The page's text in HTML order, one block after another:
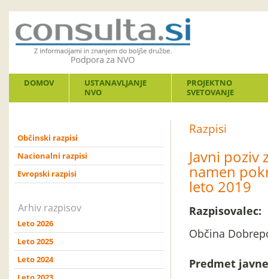
DOMOV
USTANAVLJANJE
NVO
PROJEKTNO
SVETOVANJE
Občinski razpisi
Nacionalni razpisi
Evropski razpisi
Arhiv razpisov
Leto 2026
Leto 2025
Leto 2024
Razpisi
Javni poziv
namen
leto 2019
Razpisovalec:
Občina
Predmet